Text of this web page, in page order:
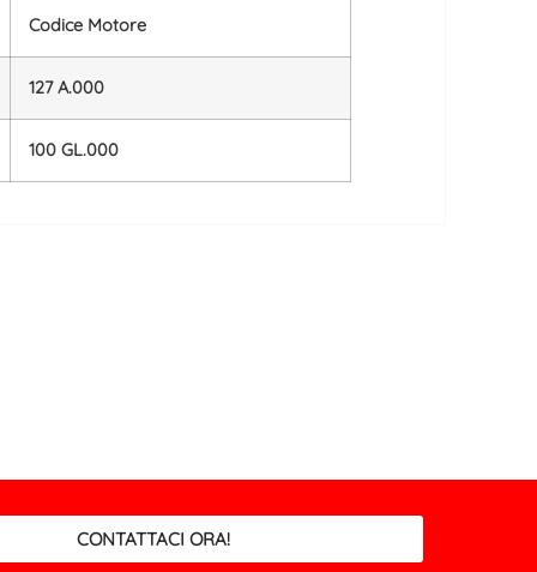
Codice Motore
127 A.000
100 GL.000
CONTATTACI ORA!